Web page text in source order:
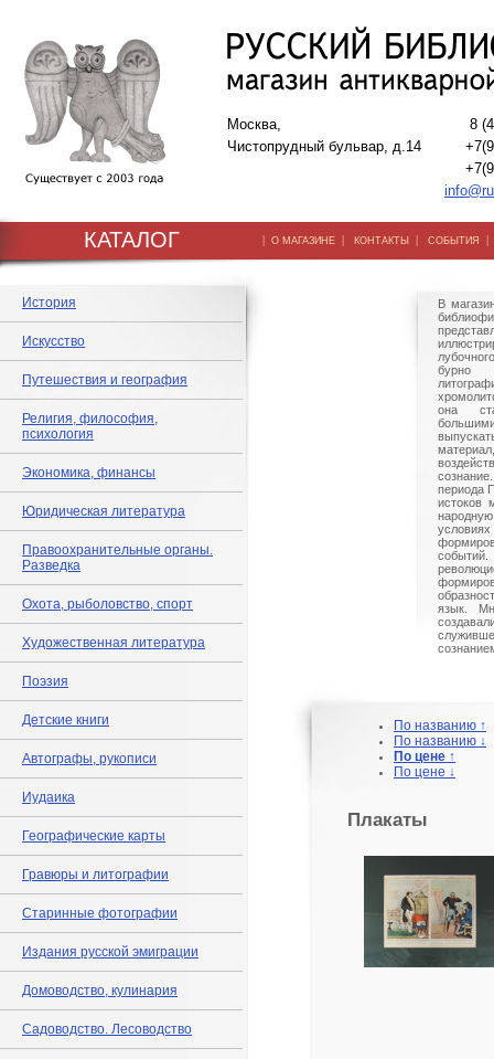
Москва,
Чистопрудный бульвар, д.14
8
КАТАЛОГ | О МАГАЗИНЕ | КОНТАКТЫ | СОБЫТИЯ
История
Искусство
Путешествия и география
Религия, философия,
психология
Экономика, финансы
Юридическая литература
Правоохранительные органы.
Разведка
Охота, рыболовство, спорт
Художественная литература
Поэзия
Детские книги
Автографы, рукописи
Иудаика
Географические карты
Гравюры и литографии
Старинные фотографии
Издания русской эмиграции
Домоводство, кулинария
Садоводство. Лесоводство
В
бурно
она
периода
истоков
язык.
По названию ↑
По названию ↓
По цене ↑
По цене ↓
Плакаты